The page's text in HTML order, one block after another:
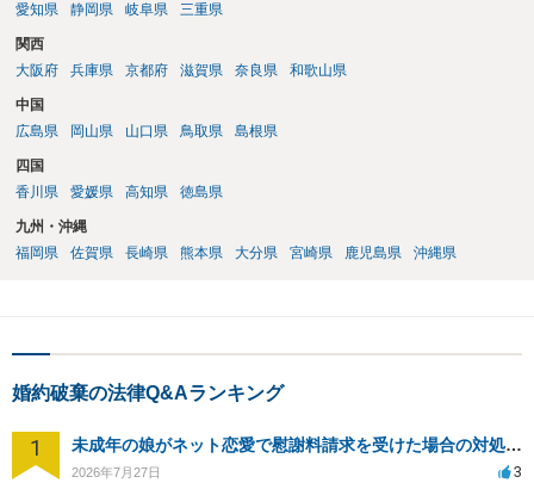
愛知県
静岡県 岐阜県 三重県
関西
大阪府
兵庫県 京都府 滋賀県 奈良県 和歌山県
中国
広島県
岡山県 山口県 鳥取県 島根県
四国
香川県
愛媛県 高知県 徳島県
九州・沖縄
福岡県
佐賀県 長崎県 熊本県 大分県 宮崎県 鹿児島県 沖縄県
婚約破棄の法律Q&Aランキング
1 未成年の娘がネット恋愛で慰謝料請求を受けた場合の対処法は？
2026年7月27日 3